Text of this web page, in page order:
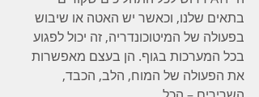
בתאים שלנו, וכאשר יש האטה או שיבוש
בפעולה של המיטוכונדריה, זה יכול לפגוע
בכל המערכות בגוף. הן בעצם מאפשרות
את הפעולה של המוח, הלב, הכבד,